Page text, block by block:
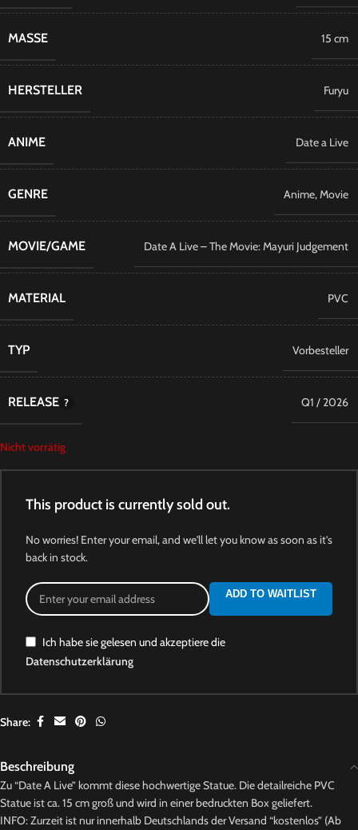
MASSE 15 cm
HERSTELLER Furyu
ANIME Date a Live
GENRE Anime,Movie
MOVIE/GAME Date A Live – The Movie: Mayuri Judgement
MATERIAL PVC
TYP Vorbesteller
RELEASE Q1 / 2026
Nicht vorrätig
This product is currently sold out.
No worries! Enter your email, and we'll let you know as soon as it's
back in stock.
ADD TO WAITLIST
Ich habe sie gelesen und akzeptiere die
Datenschutzerklärung
Share:
Beschreibung
Zu “Date A Live” kommt diese hochwertige Statue. Die detailreiche PVC
Statue ist ca. 15 cm groß und wird in einer bedruckten Box geliefert.
INFO: Zurzeit ist nur innerhalb Deutschlands der Versand “kostenlos” (Ab